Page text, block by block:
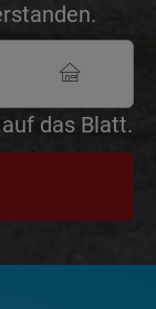
das Blatt.